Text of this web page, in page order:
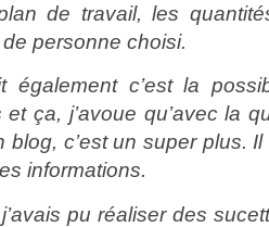
de travail, les
personne choisi.
également c’est la
ça, j’avoue qu’avec la
blog, c’est un super plus.
informations.
pu réaliser des